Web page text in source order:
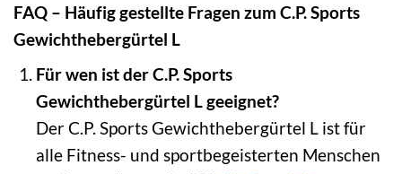
FAQ – Häufig gestellte Fragen zum C.P. Sports
Gewichthebergürtel L
Für wen ist der C.P. Sports
Gewichthebergürtel L geeignet?
Der C.P. Sports Gewichthebergürtel L ist für
alle Fitness- und sportbegeisterten Menschen